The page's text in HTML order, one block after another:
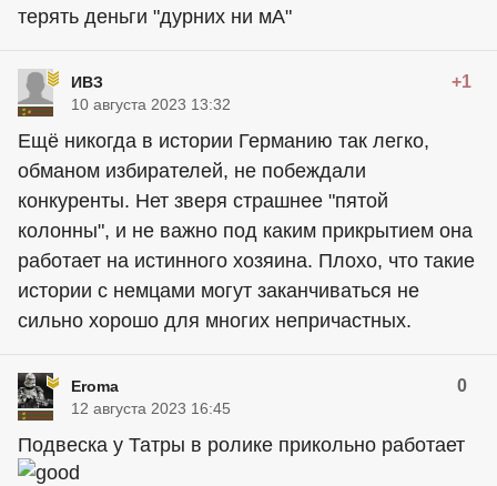
терять деньги "дурних ни мА"
ИВЗ +1
10 августа 2023 13:32
Ещё никогда в истории Германию так легко,
обманом избирателей, не побеждали
конкуренты. Нет зверя страшнее "пятой
колонны", и не важно под каким прикрытием она
работает на истинного хозяина. Плохо, что такие
истории с немцами могут заканчиваться не
сильно хорошо для многих непричастных.
Eroma 0
12 августа 2023 16:45
Подвеска у Татры в ролике прикольно работает